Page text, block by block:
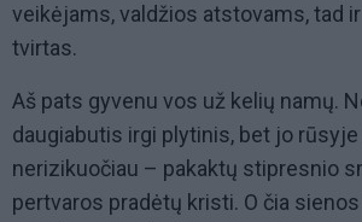
veikėjams, valdžios atstovams, tad
tvirtas.
Aš pats gyvenu vos už kelių namų.
daugiabutis irgi plytinis, bet jo
nerizikuočiau – pakaktų stipresnio
pertvaros pradėtų kristi. O čia